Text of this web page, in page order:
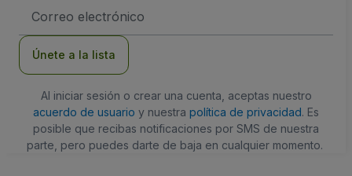
de
Únete a la lista
Al iniciar sesión o crear una cuenta, aceptas nuestro
acuerdo de usuario y nuestra política de privacidad. Es
posible que recibas notificaciones por SMS de nuestra
parte, pero puedes darte de baja en cualquier momento.